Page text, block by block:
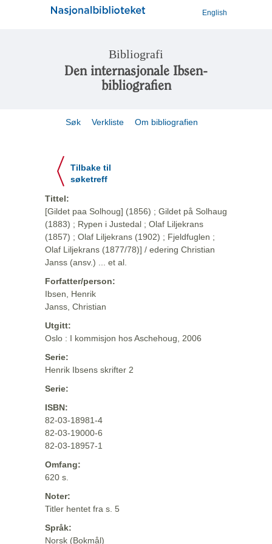
English
Bibliografi
Den internasjonale Ibsen-
bibliografien
Søk Verkliste Om bibliografien
Tilbake til
søketreff
Tittel:
[Gildet paa Solhoug] (1856) ; Gildet på Solhaug
(1883) ; Rypen i Justedal ; Olaf Liljekrans
(1857) ; Olaf Liljekrans (1902) ; Fjeldfuglen ;
Olaf Liljekrans (1877/78)] / edering Christian
Janss (ansv.) ... et al.
Forfatter/person:
Ibsen, Henrik
Janss, Christian
Utgitt:
Oslo : I kommisjon hos Aschehoug, 2006
Serie:
Henrik Ibsens skrifter 2
Serie:
ISBN:
82-03-18981-4
82-03-19000-6
82-03-18957-1
Omfang:
620 s.
Noter:
Titler hentet fra s. 5
Språk:
Norsk (Bokmål)